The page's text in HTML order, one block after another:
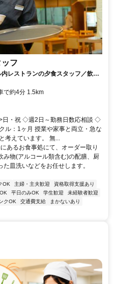
フ
レストランの夕食スタッフ／飲食
で約4分 1.5km
日・祝 ◇週2日～勤務日数応相談 ◇
ル：1ヶ月 授業や家事と両立・急な
考えています。 無...
あるお食事処にて、オーダー取り
み物(アルコール類含む)の配膳、厨
皿洗いなどをお任せします。
OK 主婦・主夫歓迎
資格取得支援あり
平日のみOK 学生歓迎
未経験者歓迎
クOK 交通費支給
まかないあり